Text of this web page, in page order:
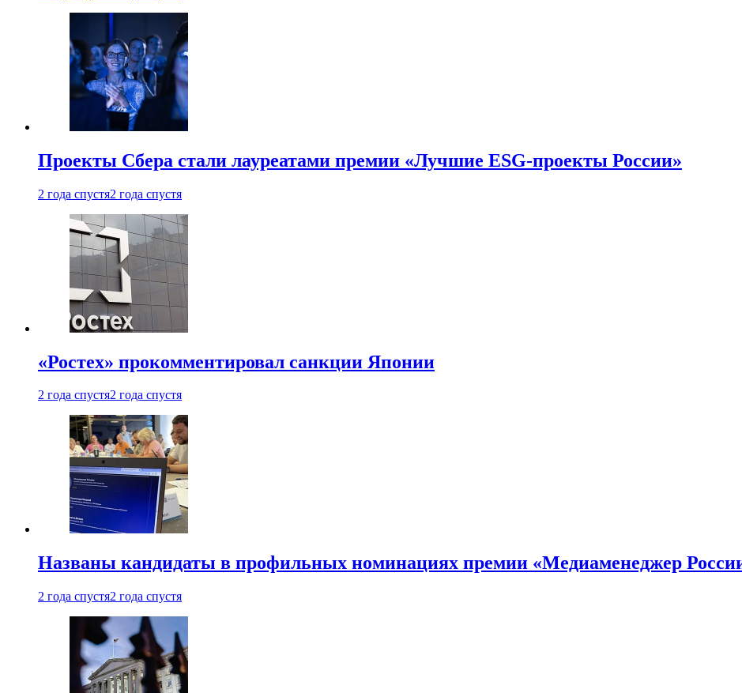
Проекты Сбера стали лауреатами премии «Лучшие ESG-проекты России»
2 года спустя2 года спустя
«Ростех» прокомментировал санкции Японии
2 года спустя2 года спустя
Названы кандидаты в профильных номинациях премии «Медиаменеджер
2 года спустя2 года спустя